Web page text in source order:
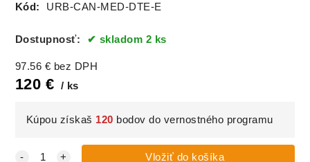
Kód: URB-CAN-MED-DTE-E
Dostupnosť: skladom 2 ks
97.56 € bez DPH
120 € ks
Kúpou získaš 120 bodov do vernostného programu